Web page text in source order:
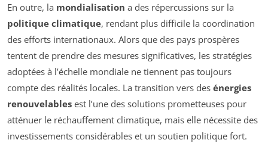
En outre, la mondialisation a des répercussions sur la
politique climatique, rendant plus difficile la coordination
des efforts internationaux. Alors que des pays prospères
tentent de prendre des mesures significatives, les stratégies
adoptées à l’échelle mondiale ne tiennent pas toujours
compte des réalités locales. La transition vers des énergies
renouvelables est l’une des solutions prometteuses pour
atténuer le réchauffement climatique, mais elle nécessite des
investissements considérables et un soutien politique fort.